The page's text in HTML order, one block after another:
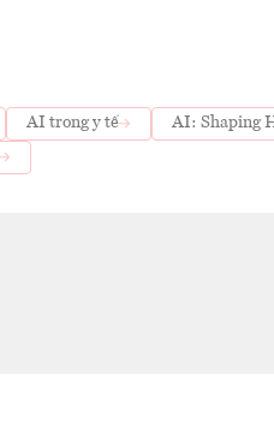
AI trong y tế
AI: Shaping